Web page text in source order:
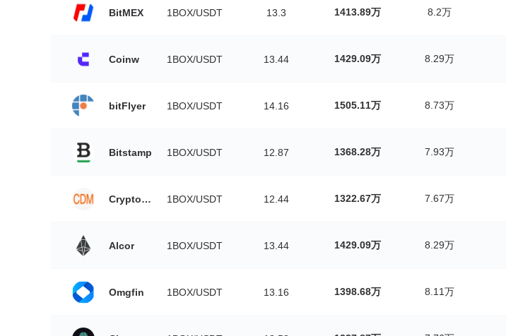
BitMEX 1BOX/USDT 13.3 1413.89万 8.2万
Coinw 1BOX/USDT 13.44 1429.09万 8.29万
bitFlyer 1BOX/USDT 14.16 1505.11万 8.73万
Bitstamp 1BOX/USDT 12.87 1368.28万 7.93万
CryptoDerivatives 1BOX/USDT 12.44 1322.67万 7.67万
Alcor 1BOX/USDT 13.44 1429.09万 8.29万
Omgfin 1BOX/USDT 13.16 1398.68万 8.11万